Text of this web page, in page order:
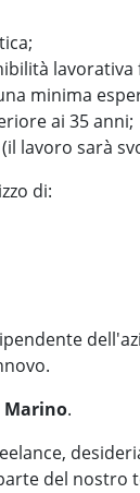
lavorativa
minima
ai 35 anni;
lavoro sarà
di:
Marino.
del nostro